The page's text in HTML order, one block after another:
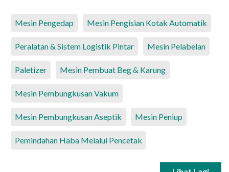
Mesin Pengedap Mesin Pengisian Kotak Automatik
Peralatan & Sistem Logistik Pintar Mesin Pelabelan
Paletizer Mesin Pembuat Beg & Karung
Mesin Pembungkusan Vakum
Mesin Pembungkusan Aseptik Mesin Peniup
Pemindahan Haba Melalui Pencetak